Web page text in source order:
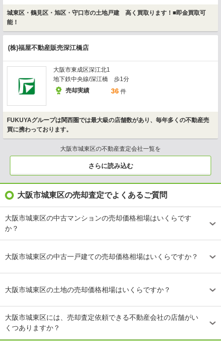
城東区・鶴見区・旭区・守口市の土地戸建 高く買取ります！■即金買取可
能！
(株)福屋不動産販売深江橋店
大阪市東成区深江北1
地下鉄中央線/深江橋 歩1分
売却実績
36 件
FUKUYAグループは関西圏では最大級の店舗数があり、毎年多くの不動産売
買に携わっております。
大阪市城東区の不動産査定会社一覧を
さらに読み込む
大阪市城東区の売却査定でよくあるご質問
大阪市城東区の中古マンションの売却価格相場はいくらです
か？
大阪市城東区の中古一戸建ての売却価格相場はいくらですか？
大阪市城東区の土地の売却価格相場はいくらですか？
大阪市城東区には、売却査定依頼できる不動産会社の店舗がい
くつありますか？